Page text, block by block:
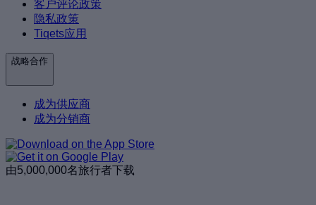
客户评论政策
隐私政策
Tiqets应用
战略合作
成为供应商
成为分销商
由5,000,000名旅行者下载